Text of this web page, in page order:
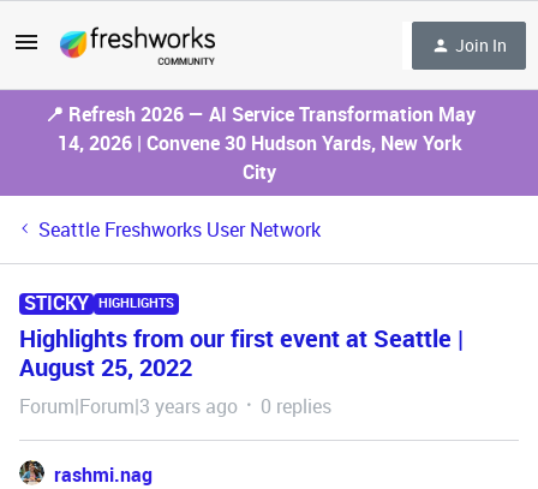
Join In
📍 Refresh 2026 — AI Service Transformation May
14, 2026 | Convene 30 Hudson Yards, New York
City
Seattle Freshworks User Network
STICKY HIGHLIGHTS
Highlights from our first event at Seattle |
August 25, 2022
Forum|Forum|3 years ago 0 replies
rashmi.nag